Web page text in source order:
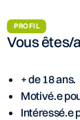
PROFIL
Vous êtes/
+ de 18 ans.
Motivé.e
Intéressé.e